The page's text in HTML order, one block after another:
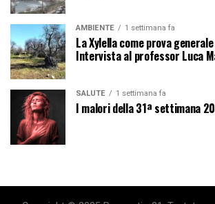
AMBIENTE 1 settimana fa
La Xylella come prova generale
Intervista al professor Luca
SALUTE 1 settimana fa
I malori della 31ª settimana